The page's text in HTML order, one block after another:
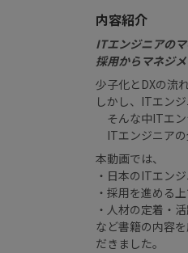
内容紹介
ITエンジニアの
採用からマネジ
少子化とDXの流
しかし、ITエン
そんな中ITエン
ITエンジニアの
本動画では、
・日本のITエン
・採用を進める
・人材の定着・
など書籍の内容
だきました。